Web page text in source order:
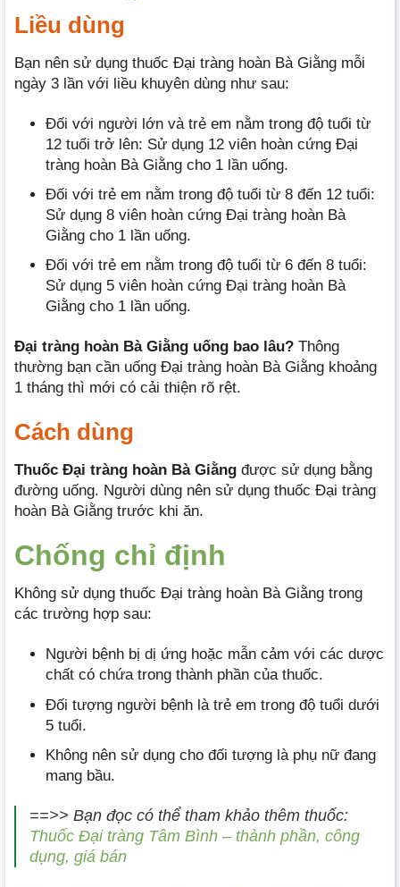
Liều dùng
Bạn nên sử dụng thuốc Đại tràng hoàn Bà Giằng mỗi
ngày 3 lần với liều khuyên dùng như sau:
Đối với người lớn và trẻ em nằm trong độ tuổi từ
12 tuổi trở lên: Sử dụng 12 viên hoàn cứng Đại
tràng hoàn Bà Giằng cho 1 lần uống.
Đối với trẻ em nằm trong độ tuổi từ 8 đến 12 tuổi:
Sử dụng 8 viên hoàn cứng Đại tràng hoàn Bà
Giằng cho 1 lần uống.
Đối với trẻ em nằm trong độ tuổi từ 6 đến 8 tuổi:
Sử dụng 5 viên hoàn cứng Đại tràng hoàn Bà
Giằng cho 1 lần uống.
Đại tràng hoàn Bà Giằng uống bao lâu? Thông
thường bạn cần uống Đại tràng hoàn Bà Giằng khoảng
1 tháng thì mới có cải thiện rõ rệt.
Cách dùng
Thuốc Đại tràng hoàn Bà Giằng được sử dụng bằng
đường uống. Người dùng nên sử dụng thuốc Đại tràng
hoàn Bà Giằng trước khi ăn.
Chống chỉ định
Không sử dụng thuốc Đại tràng hoàn Bà Giằng trong
các trường hợp sau:
Người bệnh bị dị ứng hoặc mẫn cảm với các dược
chất có chứa trong thành phần của thuốc.
Đối tượng người bệnh là trẻ em trong độ tuổi dưới
5 tuổi.
Không nên sử dụng cho đối tượng là phụ nữ đang
mang bầu.
==>> Bạn đọc có thể tham khảo thêm thuốc:
Thuốc Đại tràng Tâm Bình – thành phần, công
dụng, giá bán